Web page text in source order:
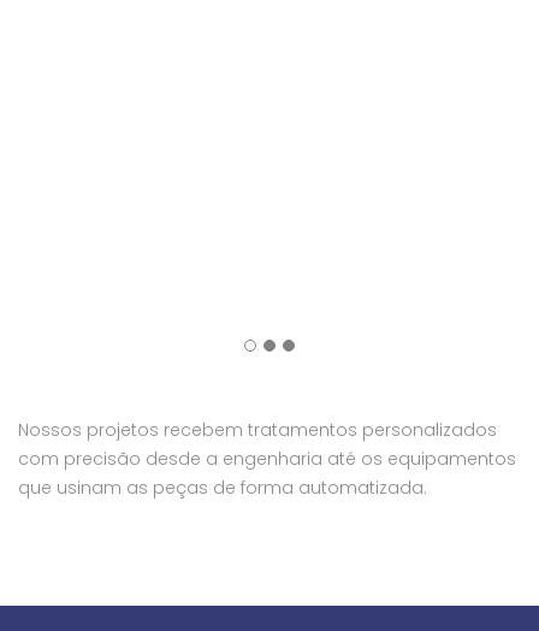
Nossos projetos recebem tratamentos personalizados
com precisão desde a engenharia até os equipamentos
que usinam as peças de forma automatizada.